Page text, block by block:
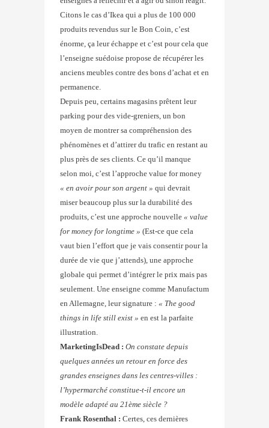
Citons le cas d’Ikea qui a plus de 100 000
produits revendus sur le Bon Coin, c’est
énorme, ça leur échappe et c’est pour cela que
l’enseigne suédoise propose de récupérer les
anciens meubles contre des bons d’achat et en
permanence.
Depuis peu, certains magasins prêtent leur
parking pour des vide-greniers, un bon
moyen de montrer sa compréhension des
phénomènes et d’attirer du trafic en restant au
plus près de ses clients. Ce qu’il manque
selon moi, c’est l’approche value for money
« en avoir pour son argent » qui devrait
miser beaucoup plus sur la durabilité des
produits, c’est une approche nouvelle « value
for money for longtime » (Est-ce que cela
vaut bien l’effort que je vais consentir pour la
durée de vie que j’attends), une approche
globale qui permet d’intégrer le prix mais pas
seulement. Une enseigne comme Manufactum
en Allemagne, leur signature : « The good
things in life still exist » en est la parfaite
illustration.
MarketingIsDead : On constate depuis
quelques années un retour en force des
grandes enseignes dans les centres-villes :
l’hypermarché constitue-t-il encore un
modèle adapté au 21ème siècle ?
Frank Rosenthal : Certes, ces dernières